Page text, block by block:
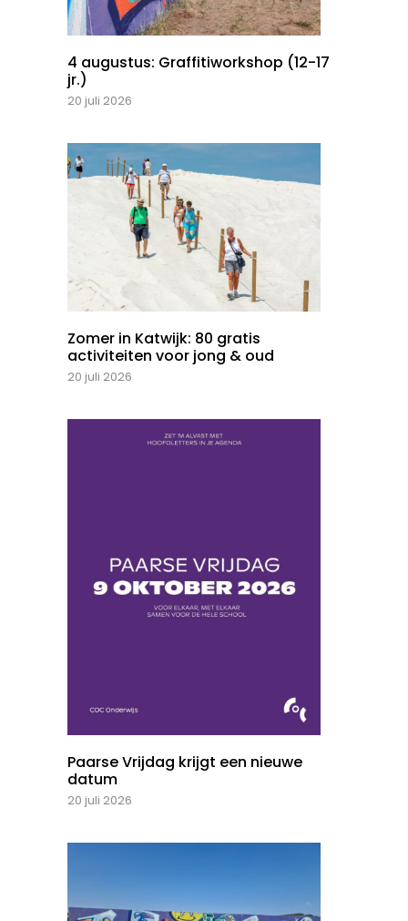
4 augustus: Graffitiworkshop (12-17
jr.)
20 juli 2026
Zomer in Katwijk: 80 gratis
activiteiten voor jong & oud
20 juli 2026
Paarse Vrijdag krijgt een nieuwe
datum
20 juli 2026